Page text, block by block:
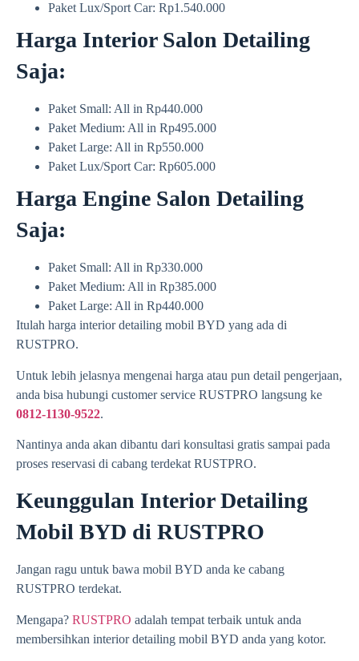
Paket Lux/Sport Car: Rp1.540.000
Harga Interior Salon Detailing
Saja:
Paket Small: All in Rp440.000
Paket Medium: All in Rp495.000
Paket Large: All in Rp550.000
Paket Lux/Sport Car: Rp605.000
Harga Engine Salon Detailing
Saja:
Paket Small: All in Rp330.000
Paket Medium: All in Rp385.000
Paket Large: All in Rp440.000
Itulah harga interior detailing mobil BYD yang ada di
RUSTPRO.
Untuk lebih jelasnya mengenai harga atau pun detail pengerjaan,
anda bisa hubungi customer service RUSTPRO langsung ke
0812-1130-9522.
Nantinya anda akan dibantu dari konsultasi gratis sampai pada
proses reservasi di cabang terdekat RUSTPRO.
Keunggulan Interior Detailing
Mobil BYD di RUSTPRO
Jangan ragu untuk bawa mobil BYD anda ke cabang
RUSTPRO terdekat.
Mengapa? RUSTPRO adalah tempat terbaik untuk anda
membersihkan interior detailing mobil BYD anda yang kotor.